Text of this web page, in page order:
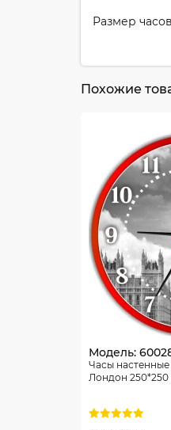
Размер
Похожие
Модель:
Часы настенные
Лондон